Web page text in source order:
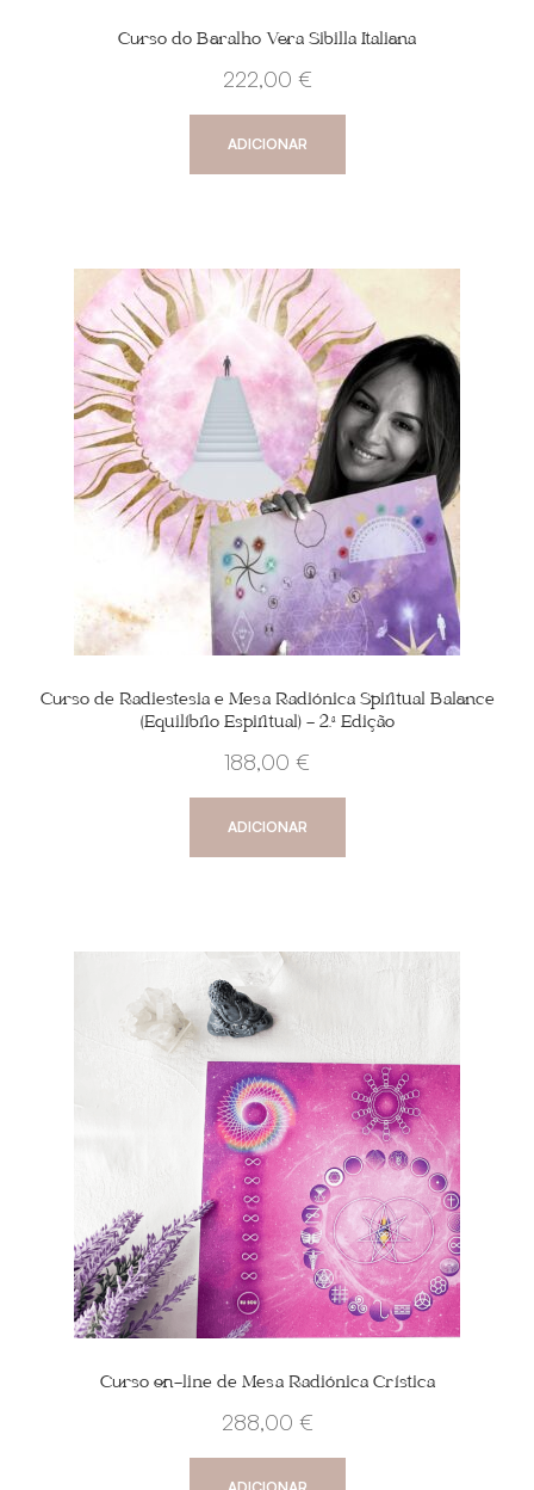
Curso do Baralho Vera Sibilla Italiana
222,00 €
ADICIONAR
Curso de Radiestesia e Mesa Radiónica Spiritual Balance
(Equilíbrio Espiritual) – 2.ª Edição
188,00 €
ADICIONAR
Curso on-line de Mesa Radiónica Crística
288,00 €